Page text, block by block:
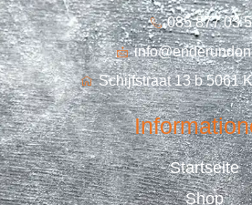
085 877 03
Schijfstraat 13 b 5061
Startseite
Shop